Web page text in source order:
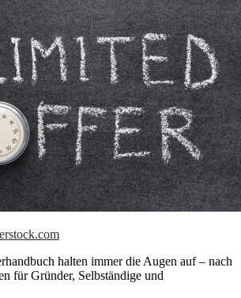
halten immer die Augen auf – nach
für Gründer, Selbständige und